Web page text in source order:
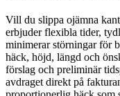
Vill du slippa ojämna
erbjuder flexibla tider,
minimerar störningar för
häck, höjd, längd och
förslag och preliminär
avdraget direkt på